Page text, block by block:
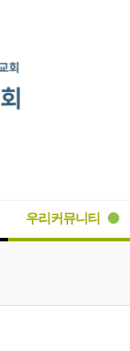
우리커뮤니티